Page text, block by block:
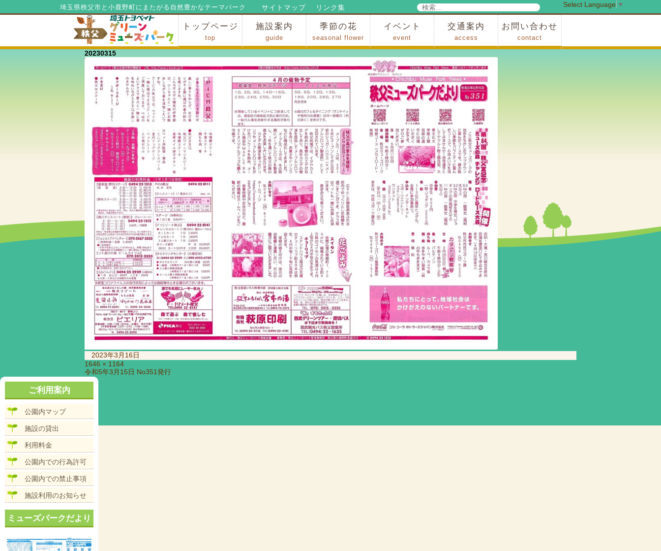
埼玉県秩父市と小鹿野町にまたがる自然豊かなテーマパーク リンク集
サイトマップ
検
検
索
トップページ
top
ミューズパークからのお知らせ
ミューズパークだより
公園内マップ
施設の貸出
利用料金
公園内での行為許可
公園内での禁止行為
施設案内
guide
アトラクション
施設・イベント会場
レストラン・ショップ
スポーツ
花・自然
ハイキング・広場・景色
季節の花
seasonal flower
花の開花状況
梅
桜
スイセン
シャクナゲ
アジサイ
イチョウ
モミジの紅葉
イベント
event
写真展
インストラクター事業
コンサート
総合イベント
交通案内
access
車でお越しの場合
電車・バスでお越しの場合
※町営バスをご利用の場合
タクシーをご利用の場合
スカイトレイン(園内)
レンタサイクル(園内)
お問い合わせ
contact
管理事務所
小鹿野町農林産物直売所
スポーツの森
F1リゾート秩父
フォレストアドベンシャー秩父
ソト遊びの森
メープルベース
西武観光バス秩父営業所
Select Language ▼
20230315
稿
日:
2023年3月16日
フ
ル
サ
ズ
1646 × 1164
投
稿
ビ
令和5年3月15日 No351発行
ご利用案内
公園内マップ
施設の貸出
利用料金
公園内での行為許可
公園内での禁止事項
施設利用のお知らせ
ミューズパークだより